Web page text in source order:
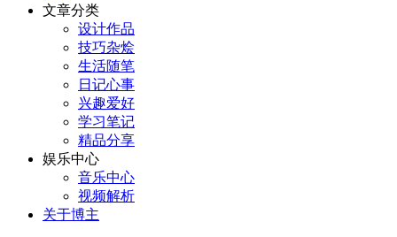
文章分类
设计作品
技巧杂烩
生活随笔
日记心事
兴趣爱好
学习笔记
精品分享
娱乐中心
音乐中心
视频解析
关于博主